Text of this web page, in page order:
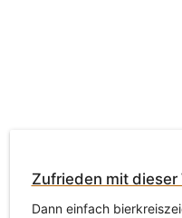
Zufrieden mit dieser
Dann einfach